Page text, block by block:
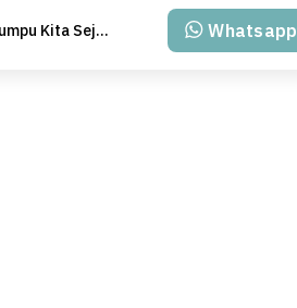
PT Klumpu Kita Sejahtera Whatsapp